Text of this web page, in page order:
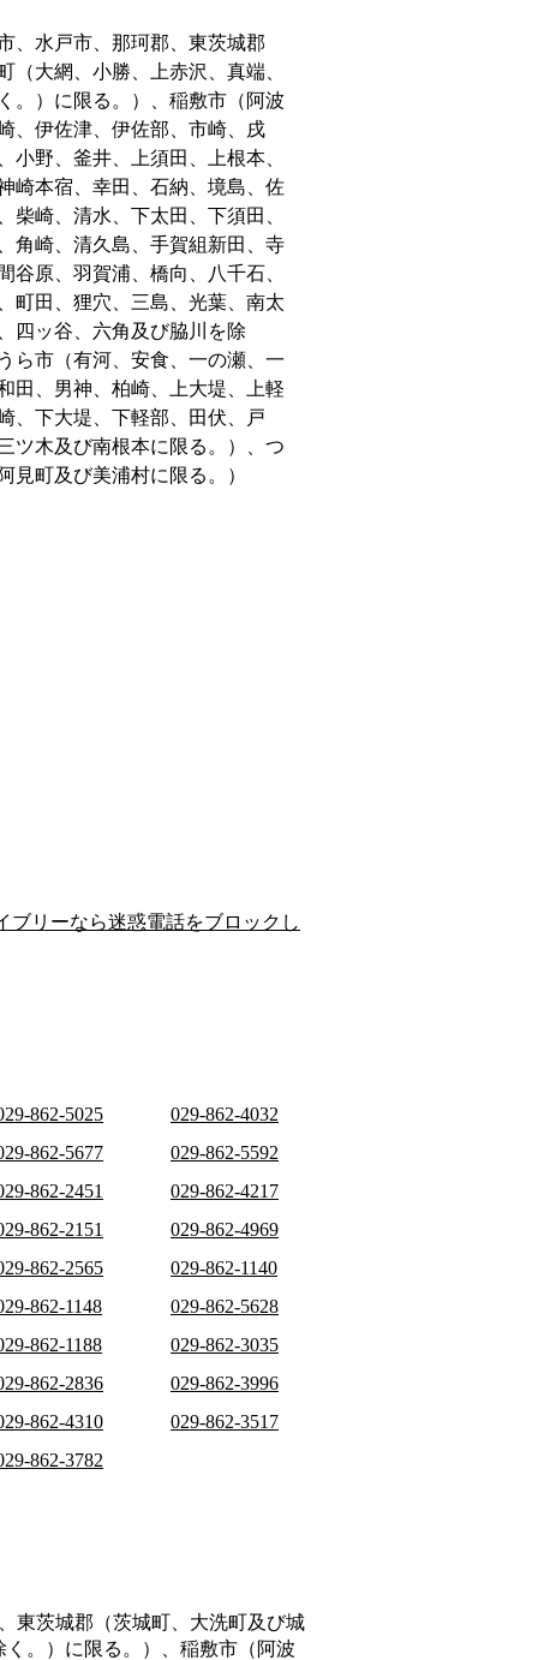
、水戸市、那珂郡、東茨城郡
（大網、小勝、上赤沢、真端、
。）に限る。）、稲敷市（阿波
、伊佐津、伊佐部、市崎、戌
小野、釜井、上須田、上根本、
崎本宿、幸田、石納、境島、佐
柴崎、清水、下太田、下須田、
角崎、清久島、手賀組新田、寺
谷原、羽賀浦、橋向、八千石、
町田、狸穴、三島、光葉、南太
四ッ谷、六角及び脇川を除
ら市（有河、安食、一の瀬、一
田、男神、柏崎、上大堤、上軽
、下大堤、下軽部、田伏、戸
ツ木及び南根本に限る。）、つ
見町及び美浦村に限る。）
ブリーなら迷惑電話をブロックし
862-5025
029-862-4032
862-5677
029-862-5592
862-2451
029-862-4217
862-2151
029-862-4969
862-2565
029-862-1140
862-1148
029-862-5628
862-1188
029-862-3035
862-2836
029-862-3996
862-4310
029-862-3517
862-3782
東茨城郡（茨城町、大洗町及び城
。）に限る。）、稲敷市（阿波